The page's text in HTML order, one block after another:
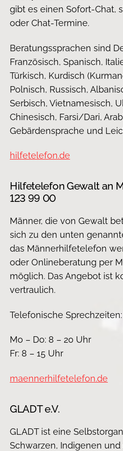
gibt es einen Sofort-Chat,
oder Chat-Termine.
Beratungssprachen sind
Französisch, Spanisch,
Türkisch, Kurdisch
Polnisch, Russisch,
Serbisch, Vietnamesisch,
Chinesisch, Farsi/Dari,
Gebärdensprache und
hilfetelefon.de
Hilfetelefon Gewalt an
123 99 00
Männer, die von Gewalt
sich zu den unten
das Männerhilfetelefon
oder Onlineberatung per
möglich. Das Angebot ist
vertraulich.
Telefonische Sprechzeiten:
Mo – Do: 8 – 20 Uhr
Fr: 8 – 15 Uhr
maennerhilfetelefon.de
GLADT e.V.
GLADT ist eine
Schwarzen, Indigenen